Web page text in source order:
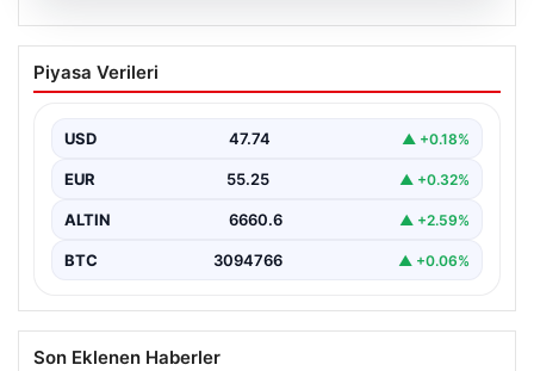
08.08.2026
İnşaat Temel Kazısı Sırasında Binalara
Hasar Verdi: 4 Bina Boşaltıldı
temel kazısı sırasında beklenmedik hasarlar ortaya çıktı.
Piyasa Verileri
USD 47.74 ▲ +0.18%
EUR 55.25 ▲ +0.32%
ALTIN 6660.6 ▲ +2.59%
BTC 3094766 ▲ +0.06%
Son Eklenen Haberler